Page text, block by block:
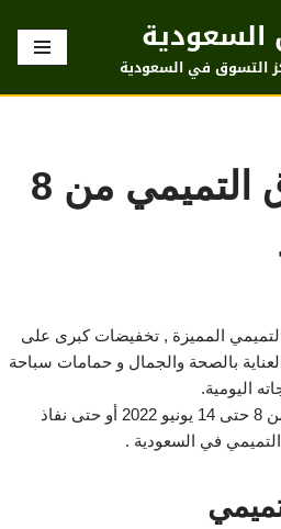
التسوق في السعودية
عروض اسواق التميمي من 8
المميزة , تخفيضات كبرى على
بالصحة والجمال و حمامات سباحة
اليومية.
تسري عروض اسواق التميمي من 8 حتى 14 يونيو 2022 أو حتى نفاذ
في السعودية .